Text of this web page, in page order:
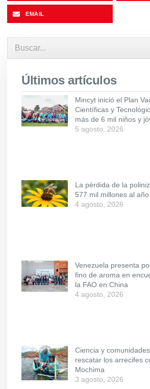
EMAIL
Últimos artículos
Mincyt inició el Plan
Científicas y
más de 6 mil niños y
5 agosto, 2026
La pérdida de la
577 mil millones al año
4 agosto, 2026
Venezuela presenta
fino de aroma en
la FAO en China
4 agosto, 2026
Ciencia y
rescatar los arrecifes
Mochima
3 agosto, 2026